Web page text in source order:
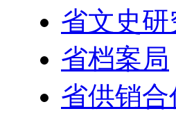
省文史研
省档案局
省供销合